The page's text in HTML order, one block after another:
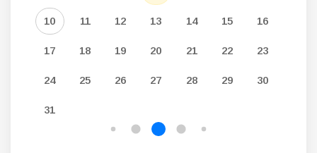
10 11 12 13 14 15 16
17 18 19 20 21 22 23
24 25 26 27 28 29 30
31